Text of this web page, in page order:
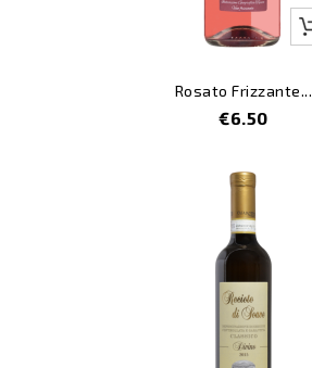
Rosato Frizzante...
Price
€6.50